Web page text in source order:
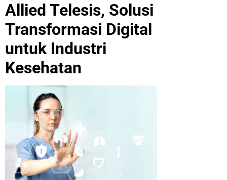
Allied Telesis, Solusi
Transformasi Digital
untuk Industri
Kesehatan